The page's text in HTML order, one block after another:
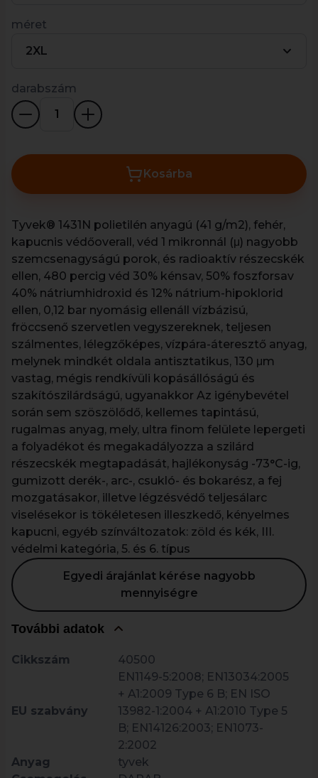
méret
2XL
darabszám
Kosárba
Tyvek® 1431N polietilén anyagú (41 g/m2), fehér,
kapucnis védőoverall, véd 1 mikronnál (μ) nagyobb
szemcsenagyságú porok, és radioaktív részecskék
ellen, 480 percig véd 30% kénsav, 50% foszforsav
40% nátriumhidroxid és 12% nátrium-hipoklorid
ellen, 0,12 bar nyomásig ellenáll vízbázisú,
fröccsenő szervetlen vegyszereknek, teljesen
szálmentes, lélegzőképes, vízpára-áteresztő anyag,
melynek mindkét oldala antisztatikus, 130 μm
vastag, mégis rendkívüli kopásállóságú és
szakítószilárdságú, ugyanakkor Az igénybevétel
során sem szöszölődő, kellemes tapintású,
rugalmas anyag, mely, ultra finom felülete lepergeti
a folyadékot és megakadályozza a szilárd
részecskék megtapadását, hajlékonyság -73°C-ig,
gumizott derék-, arc-, csukló- és bokarész, a fej
mozgatásakor, illetve légzésvédő teljesálarc
viselésekor is tökéletesen illeszkedő, kényelmes
kapucni, egyéb színváltozatok: zöld és kék, III.
védelmi kategória, 5. és 6. típus
Egyedi árajánlat kérése nagyobb
mennyiségre
További adatok
Cikkszám 40500
EU szabvány
EN1149-5:2008; EN13034:2005
+ A1:2009 Type 6 B; EN ISO
13982-1:2004 + A1:2010 Type 5
B; EN14126:2003; EN1073-
2:2002
Anyag
tyvek